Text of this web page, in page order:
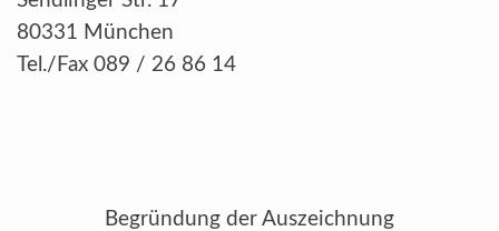
80331 München
Tel./Fax 089 / 26 86 14
Begründung der Auszeichnung